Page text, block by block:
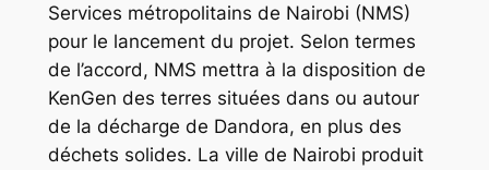
Services métropolitains de Nairobi (NMS)
pour le lancement du projet. Selon termes
de l’accord, NMS mettra à la disposition de
KenGen des terres situées dans ou autour
de la décharge de Dandora, en plus des
déchets solides. La ville de Nairobi produit